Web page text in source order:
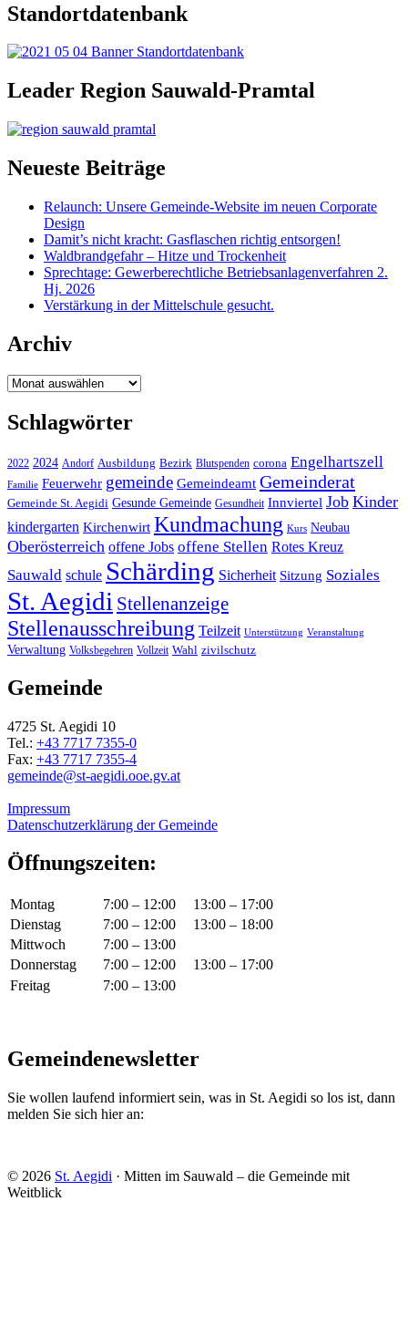
Standortdatenbank
Leader Region Sauwald-Pramtal
Neueste Beiträge
Relaunch: Unsere Gemeinde-Website im neuen Corporate
Design
Damit’s nicht kracht: Gasflaschen richtig entsorgen!
Waldbrandgefahr – Hitze und Trockenheit
Sprechtage: Gewerberechtliche Betriebsanlagenverfahren 2.
Hj. 2026
Verstärkung in der Mittelschule gesucht.
Archiv
Archiv
Schlagwörter
2022 2024 Andorf Ausbildung Bezirk Blutspenden corona Engelhartszell
Familie Feuerwehr gemeinde Gemeindeamt Gemeinderat
Gemeinde St. Aegidi Gesunde Gemeinde Gesundheit Innviertel Job Kinder
kindergarten Kirchenwirt Kundmachung Kurs Neubau
Oberösterreich offene Jobs offene Stellen Rotes Kreuz
Sauwald schule Schärding Sicherheit Sitzung Soziales
St. Aegidi Stellenanzeige
Stellenausschreibung Teilzeit Unterstützung Veranstaltung
Verwaltung Volksbegehren Vollzeit Wahl zivilschutz
Gemeinde
4725 St. Aegidi 10
Tel.: +43 7717 7355-0
Fax: +43 7717 7355-4
gemeinde@st-aegidi.ooe.gv.at
Impressum
Datenschutzerklärung der Gemeinde
Öffnungszeiten:
Montag 7:00 – 12:00
13:00 – 17:00
Dienstag
7:00 – 12:00
13:00 – 18:00
Mittwoch
7:00 – 13:00
Donnerstag
7:00 – 12:00
13:00 – 17:00
Freitag
7:00 – 13:00
Gemeindenewsletter
Sie wollen laufend informiert sein, was in St. Aegidi so los ist, dann
melden Sie sich hier an:
© 2026 St. Aegidi · Mitten im Sauwald – die Gemeinde mit
Weitblick